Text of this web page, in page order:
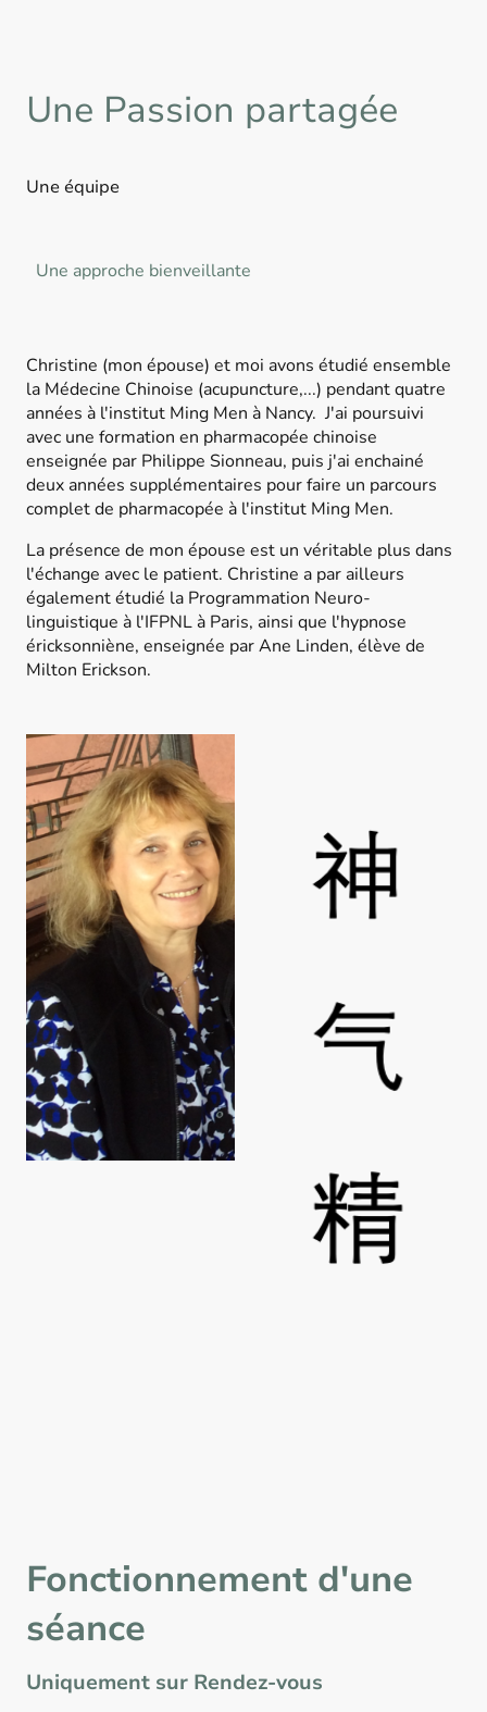
Une Passion partagée
Une équipe
Une approche bienveillante
Christine (mon épouse) et moi avons étudié ensemble
la Médecine Chinoise (acupuncture,...) pendant quatre
années à l'institut Ming Men à Nancy. J'ai poursuivi
avec une formation en pharmacopée chinoise
enseignée par Philippe Sionneau, puis j'ai enchainé
deux années supplémentaires pour faire un parcours
complet de pharmacopée à l'institut Ming Men.
La présence de mon épouse est un véritable plus dans
l'échange avec le patient. Christine a par ailleurs
également étudié la Programmation Neuro-
linguistique à l'IFPNL à Paris, ainsi que l'hypnose
éricksonniène, enseignée par Ane Linden, élève de
Milton Erickson.
Fonctionnement d'une
séance
Uniquement sur Rendez-vous